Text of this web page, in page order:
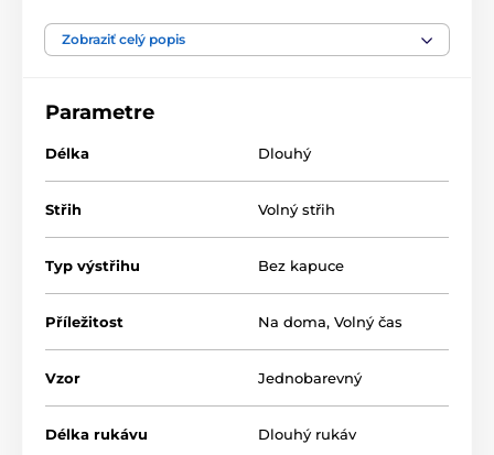
- rukávy s manžetami
- župan je hřejivý, pohodlný a rychleschnoucí
- materiál: 100% polyester
Zobraziť celý popis
Parametre
Délka Dlouhý
Střih Volný střih
Typ výstřihu Bez kapuce
Příležitost Na doma, Volný čas
Vzor Jednobarevný
Délka rukávu Dlouhý rukáv